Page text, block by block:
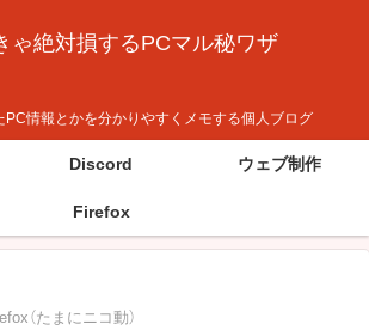
ゃ絶対損するPCマル秘ワザ
PC情報とかを分かりやすくメモする個人ブログ
Discord ウェブ制作
Firefox
（たまにニコ動）